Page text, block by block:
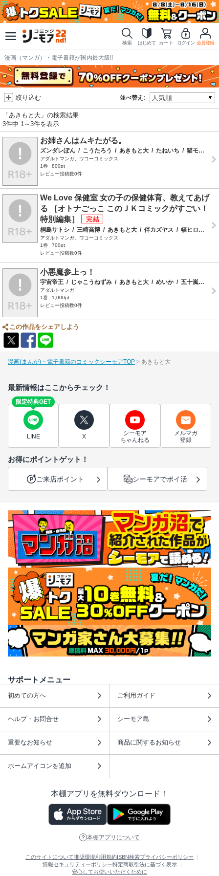
検索 はじめて カート ログイン 会員登録
漫画（マンガ）・電子書籍が国内最大級!!
並べ替え:
絞り込む
「あきもと大」の検索結果
3件中 1～3件を表示
お姉さんはムキたがる。
ズンダレぽん / こうたろう / あきもと大 / たねいち / 猫モード
アダルトマンガ、ワコーコミックス
1巻
800pt
レビュー投稿数0件
We Love 保健室 女の子の保健体育、教えてあげ
る ［オトナごっこ このＪＫコミックがすごい！
特別編集］
桐島サトシ / 三崎高博 / あきもと大 / 伴カズヤス / 幅ヒロカズ /
アダルトマンガ、ワコーコミックス
1巻
700pt
レビュー投稿数0件
小悪魔参上っ！
宇宙帝王 / じゃこうねずみ / あきもと大 / めいか / 五十嵐電マ
アダルトマンガ
1巻
1,000pt
レビュー投稿数0件
この作品をシェアしよう
漫画(まんが)・電子書籍のコミックシーモアTOP あきもと大
最新情報はここからチェック！
限定特典GET
LINE X
シーモア
ちゃんねる
メルマガ
登録
お得にポイントゲット！
ご来店ポイント シーモアでポイ活
サポートメニュー
初めての方へ ご利用ガイド
ヘルプ・お問合せ シーモア島
重要なお知らせ 商品に関するお知らせ
ホームアイコンを追加
本棚アプリを無料ダウンロード！
本棚アプリについて
このサイトについて推奨環境利用規約 ISBN検索プライバシーポリシー
情報セキュリティーポリシー特定商取引法に基づく表示
安心してお使いいただくために